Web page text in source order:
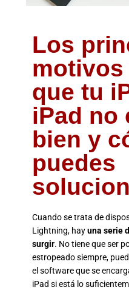
Los
que tu
iPad no
bien y
puedes
Cuando se trata de
Lightning, hayuna serie
surgir. No tiene que ser
estropeado siempre,
el software que se
iPad si está lo